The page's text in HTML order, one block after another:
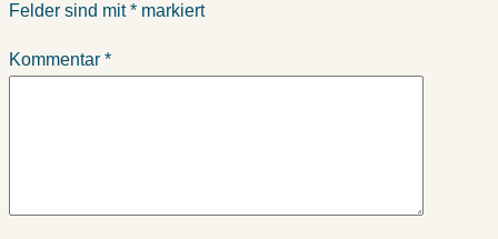
Felder sind mit* markiert
Kommentar *